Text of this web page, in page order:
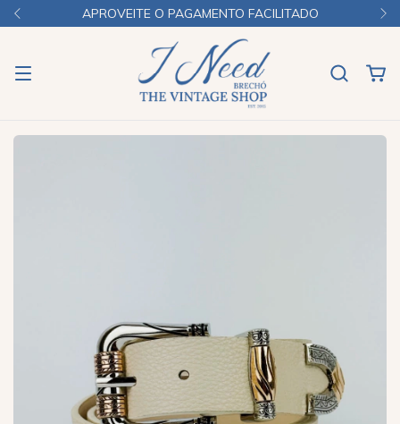
APROVEITE O PAGAMENTO FACILITADO